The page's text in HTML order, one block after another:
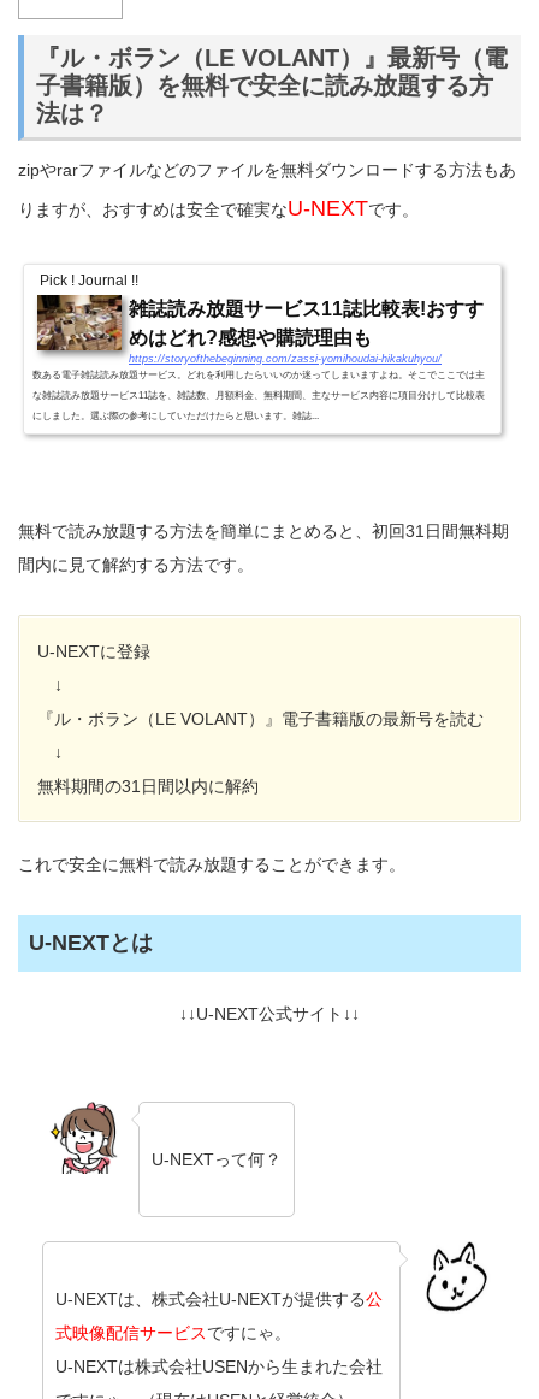
『ル・ボラン（LE VOLANT）』最新号（電
子書籍版）を無料で安全に読み放題する方
法は？
zipやrarファイルなどのファイルを無料ダウンロードする方法もあ
りますが、おすすめは安全で確実なU-NEXTです。
Pick ! Journal !!
雑誌読み放題サービス11誌比較表!おすす
めはどれ?感想や購読理由も
https://storyofthebeginning.com/zassi-yomihoudai-hikakuhyou/
数ある電子雑誌読み放題サービス。どれを利用したらいいのか迷ってしまいますよね。そこでここでは主
な雑誌読み放題サービス11誌を、雑誌数、月額料金、無料期間、主なサービス内容に項目分けして比較表
にしました。選ぶ際の参考にしていただけたらと思います。雑誌...
無料で読み放題する方法を簡単にまとめると、初回31日間無料期
間内に見て解約する方法です。
U-NEXTに登録
↓
『ル・ボラン（LE VOLANT）』電子書籍版の最新号を読む
↓
無料期間の31日間以内に解約
これで安全に無料で読み放題することができます。
U-NEXTとは
↓↓U-NEXT公式サイト↓↓
U-NEXTって何？
U-NEXTは、株式会社U-NEXTが提供する公
式映像配信サービスですにゃ。
U-NEXTは株式会社USENから生まれた会社